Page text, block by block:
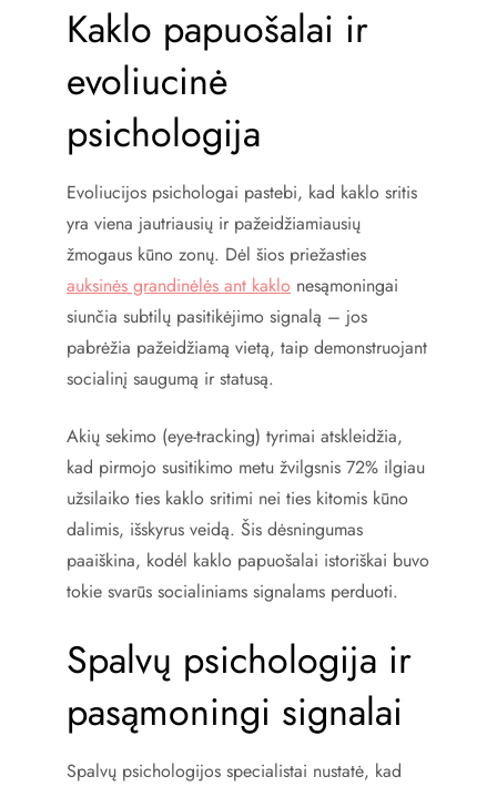
Kaklo papuošalai ir
evoliucinė
psichologija
Evoliucijos psichologai pastebi, kad kaklo sritis
yra viena jautriausių ir pažeidžiamiausių
žmogaus kūno zonų. Dėl šios priežasties
auksinės grandinėlės ant kaklo nesąmoningai
siunčia subtilų pasitikėjimo signalą – jos
pabrėžia pažeidžiamą vietą, taip demonstruojant
socialinį saugumą ir statusą.
Akių sekimo (eye-tracking) tyrimai atskleidžia,
kad pirmojo susitikimo metu žvilgsnis 72% ilgiau
užsilaiko ties kaklo sritimi nei ties kitomis kūno
dalimis, išskyrus veidą. Šis dėsningumas
paaiškina, kodėl kaklo papuošalai istoriškai buvo
tokie svarūs socialiniams signalams perduoti.
Spalvų psichologija ir
pasąmoningi signalai
Spalvų psichologijos specialistai nustatė, kad